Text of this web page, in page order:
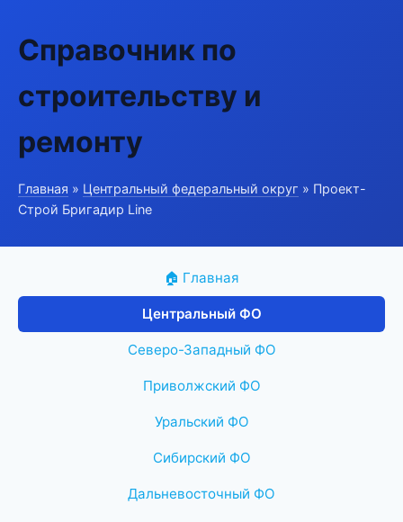
Справочник по
строительству и
ремонту
Главная » Центральный федеральный округ » Проект-
Строй Бригадир Line
🏠 Главная
Центральный ФО
Северо-Западный ФО
Приволжский ФО
Уральский ФО
Сибирский ФО
Дальневосточный ФО